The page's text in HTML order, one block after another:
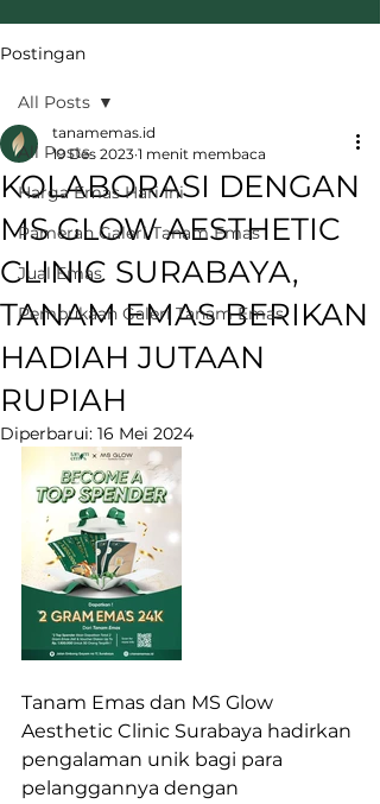
Postingan
All Posts
Harga Emas Hari Ini
Pameran Galeri Tanam Emas
Jual Emas
Pembukaan Galeri Tanam Emas
All Posts
KOLABORASI DENGAN
MS GLOW AESTHETIC
CLINIC SURABAYA,
TANAM EMAS BERIKAN
HADIAH JUTAAN
RUPIAH
tanamemas.id
19 Des 2023 1 menit membaca
Diperbarui: 16 Mei 2024
Tanam Emas dan MS Glow
Aesthetic Clinic Surabaya hadirkan
pengalaman unik bagi para
pelanggannya dengan